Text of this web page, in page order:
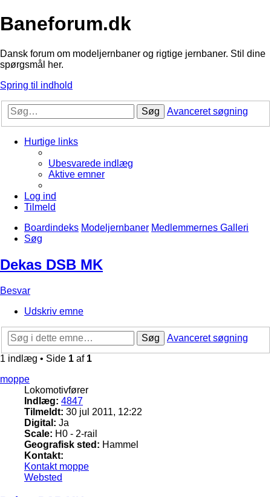
Baneforum.dk
Dansk forum om modeljernbaner og rigtige jernbaner. Stil dine
spørgsmål her.
Spring til indhold
Søg Avanceret søgning
Hurtige links
Ubesvarede indlæg
Aktive emner
Log ind
Tilmeld
Boardindeks Modeljernbaner Medlemmernes Galleri
Søg
Dekas DSB MK
Besvar
Udskriv emne
Søg
Avanceret søgning
1 indlæg • Side 1 af 1
moppe
Lokomotivfører
Indlæg: 4847
Tilmeldt: 30 jul 2011, 12:22
Digital: Ja
Scale: H0 - 2-rail
Geografisk sted: Hammel
Kontakt:
Kontakt moppe
Websted